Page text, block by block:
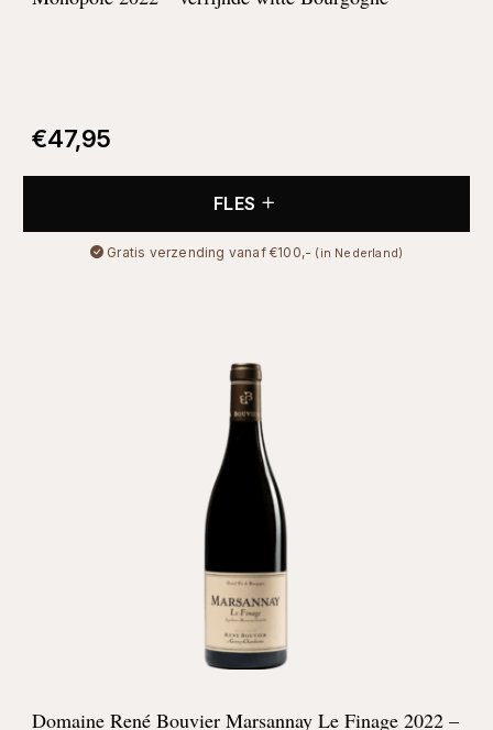
€47,95
FLES
Gratis verzending vanaf €100,- (in Nederland)
Domaine René Bouvier Marsannay Le Finage 2022 –